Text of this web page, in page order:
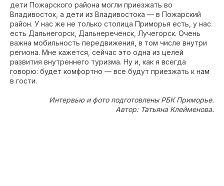
дети Пожарского района могли приезжать во
Владивосток, а дети из Владивостока — в Пожарский
район. У нас же не только столица Приморья есть, у нас
есть Дальнегорск, Дальнереченск, Лучегорск. Очень
важна мобильность передвижения, в том числе внутри
региона. Мне кажется, сейчас это одна из целей
развития внутреннего туризма. Ну и, как я всегда
говорю: будет комфортно — все будут приезжать к нам
в гости.
Интервью и фото подготовлены РБК Приморье.
Автор: Татьяна Клейменова.